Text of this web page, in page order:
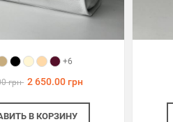
+6
грн 2 650.00 грн
В КОРЗИНУ